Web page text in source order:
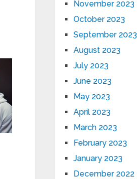
November 2023
October 2023
September 2023
August 2023
July 2023
June 2023
May 2023
April 2023
March 2023
February 2023
January 2023
December 2022